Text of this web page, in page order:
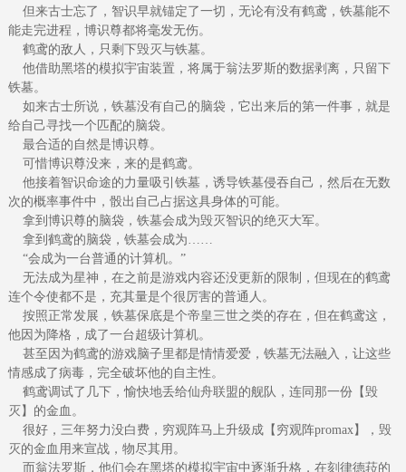
但来古士忘了，智识早就锚定了一切，无论有没有鹤鸢，铁墓能不
能走完进程，博识尊都将毫发无伤。
鹤鸢的敌人，只剩下毁灭与铁墓。
他借助黑塔的模拟宇宙装置，将属于翁法罗斯的数据剥离，只留下
铁墓。
如来古士所说，铁墓没有自己的脑袋，它出来后的第一件事，就是
给自己寻找一个匹配的脑袋。
最合适的自然是博识尊。
可惜博识尊没来，来的是鹤鸢。
他接着智识命途的力量吸引铁墓，诱导铁墓侵吞自己，然后在无数
次的概率事件中，骰出自己占据这具身体的可能。
拿到博识尊的脑袋，铁墓会成为毁灭智识的绝灭大军。
拿到鹤鸢的脑袋，铁墓会成为……
“会成为一台普通的计算机。”
无法成为星神，在之前是游戏内容还没更新的限制，但现在的鹤鸢
连个令使都不是，充其量是个很厉害的普通人。
按照正常发展，铁墓保底是个帝皇三世之类的存在，但在鹤鸢这，
他因为降格，成了一台超级计算机。
甚至因为鹤鸢的游戏脑子里都是情情爱爱，铁墓无法融入，让这些
情感成了病毒，完全破坏他的自主性。
鹤鸢调试了几下，愉快地丢给仙舟联盟的舰队，连同那一份【毁
灭】的金血。
很好，三年努力没白费，穷观阵马上升级成【穷观阵promax】，毁
灭的金血用来宣战，物尽其用。
而翁法罗斯，他们会在黑塔的模拟宇宙中逐渐升格，在刻律德菈的